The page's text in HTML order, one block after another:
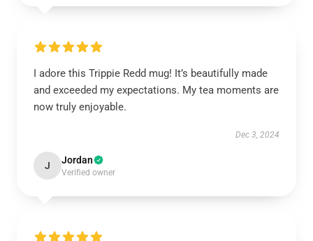
I adore this Trippie Redd mug! It’s beautifully made
and exceeded my expectations. My tea moments are
now truly enjoyable.
Dec 3, 2024
J Jordan
Verified owner